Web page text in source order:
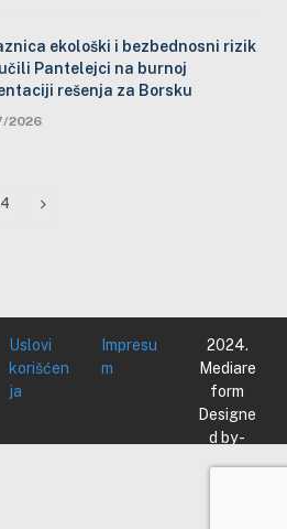
ekološki i bezbednosni rizik
Pantelejci na burnoj
rešenja za Borsku
2026
Next
Uslovi
korišćen
ja
Impresu
m
2024.
Mediare
form
Designe
d by -